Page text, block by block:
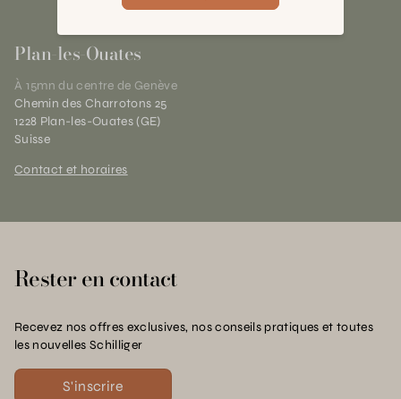
Plan-les-Ouates
À 15mn du centre de Genève
Chemin des Charrotons 25
1228 Plan-les-Ouates (GE)
Suisse
Contact et horaires
Rester en contact
Recevez nos offres exclusives, nos conseils pratiques et toutes
les nouvelles Schilliger
S'inscrire